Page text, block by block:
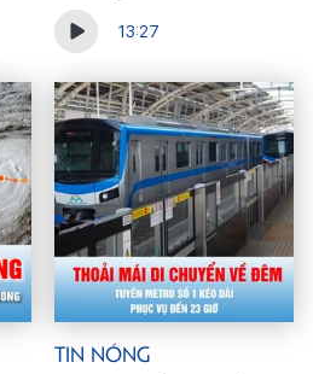
13:27
Tin Nóng